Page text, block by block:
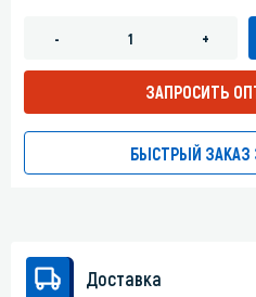
- +
ЗАПРОСИТЬ
БЫСТРЫЙ ЗАКАЗ
Доставка